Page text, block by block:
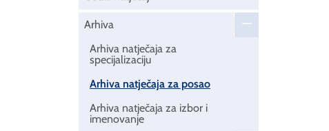
Arhiva
Arhiva natječaja za
specijalizaciju
Arhiva natječaja za posao
Arhiva natječaja za izbor i
imenovanje